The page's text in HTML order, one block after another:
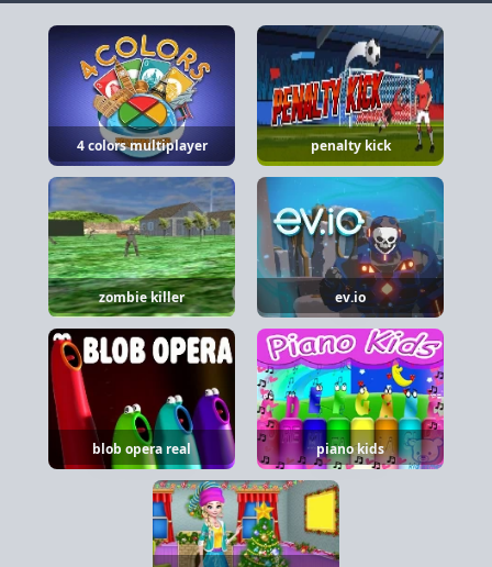
4 colors multiplayer penalty kick
zombie killer ev.io
blob opera real piano kids